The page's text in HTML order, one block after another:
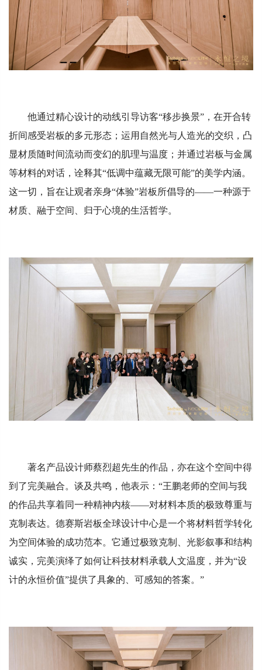
他通过精心设计的动线引导访客“移步换景”，在开合转
折间感受岩板的多元形态；运用自然光与人造光的交织，凸
显材质随时间流动而变幻的肌理与温度；并通过岩板与金属
等材料的对话，诠释其“低调中蕴藏无限可能”的美学内涵。
这一切，旨在让观者亲身“体验”岩板所倡导的——一种源于
材质、融于空间、归于心境的生活哲学。
著名产品设计师蔡烈超先生的作品，亦在这个空间中得
到了完美融合。谈及共鸣，他表示：“王鹏老师的空间与我
的作品共享着同一种精神内核——对材料本质的极致尊重与
克制表达。德赛斯岩板全球设计中心是一个将材料哲学转化
为空间体验的成功范本。它通过极致克制、光影叙事和结构
诚实，完美演绎了如何让科技材料承载人文温度，并为“设
计的永恒价值”提供了具象的、可感知的答案。”